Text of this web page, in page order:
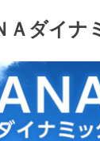
Ａダイナ